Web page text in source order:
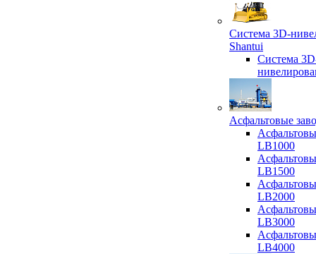
Система 3D-
Shantui
Система
Асфальтовые
LB1000
LB1500
LB2000
LB3000
LB4000